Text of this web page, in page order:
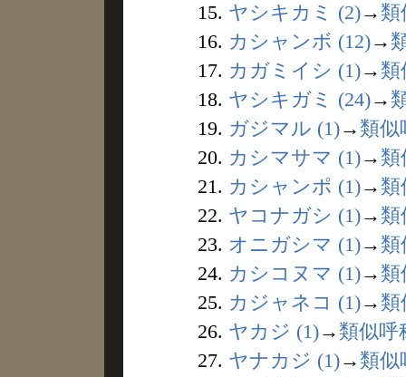
15. ヤシキカミ (2)→ 類
16. カシャンボ (12)→
17. カガミイシ (1)→ 類
18. ヤシキガミ (24)→
19. ガジマル (1)→ 類似
20. カシマサマ (1)→ 類
21. カシャンポ (1)→ 類
22. ヤコナガシ (1)→ 類
23. オニガシマ (1)→ 類
24. カシコヌマ (1)→ 類
25. カジャネコ (1)→ 類
26. ヤカジ (1)→ 類似呼
27. ヤナカジ (1)→ 類似